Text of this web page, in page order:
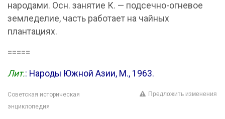
народами. Осн. занятие К. — подсечно-огневое
земледелие, часть работает на чайных
плантациях.
=====
Лит.: Народы Южной Азии, М., 1963.
Советская историческая
энциклопедия
Предложить изменения